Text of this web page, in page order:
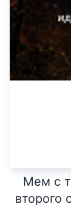
Мем с
второго